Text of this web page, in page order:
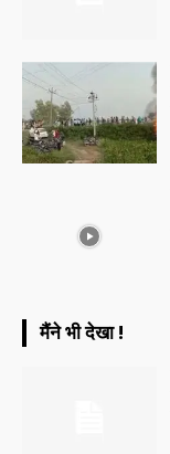
मैंने भी देखा !